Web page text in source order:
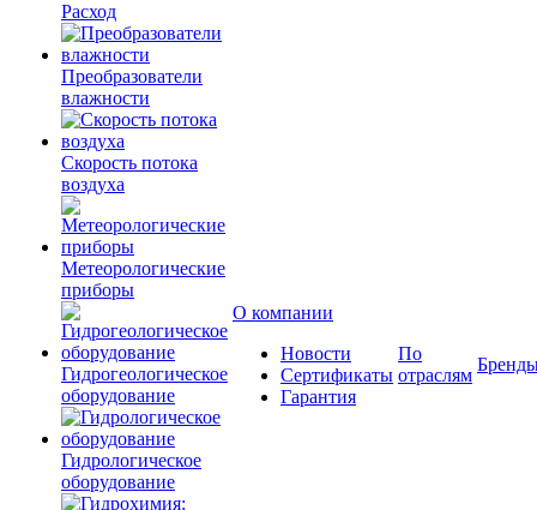
Расход
Преобразователи
влажности
Скорость потока
воздуха
Метеорологические
приборы
Гидрогеологическое
оборудование
Гидрологическое
оборудование
О компании
Новости
Сертификаты
Гарантия
По
отраслям